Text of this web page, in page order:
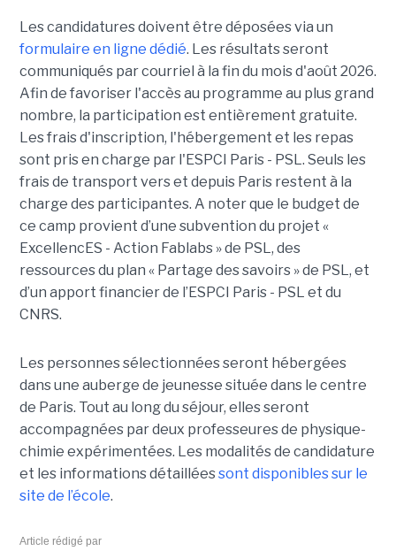
Les candidatures doivent être déposées via un
formulaire en ligne dédié. Les résultats seront
communiqués par courriel à la fin du mois d'août 2026.
Afin de favoriser l'accès au programme au plus grand
nombre, la participation est entièrement gratuite.
Les frais d'inscription, l'hébergement et les repas
sont pris en charge par l'ESPCI Paris - PSL. Seuls les
frais de transport vers et depuis Paris restent à la
charge des participantes. A noter que le budget de
ce camp provient d’une subvention du projet «
ExcellencES - Action Fablabs » de PSL, des
ressources du plan « Partage des savoirs » de PSL, et
d’un apport financier de l’ESPCI Paris - PSL et du
CNRS.
Les personnes sélectionnées seront hébergées
dans une auberge de jeunesse située dans le centre
de Paris. Tout au long du séjour, elles seront
accompagnées par deux professeures de physique-
chimie expérimentées. Les modalités de candidature
et les informations détailléessont disponibles sur le
site de l’école.
Article rédigé par